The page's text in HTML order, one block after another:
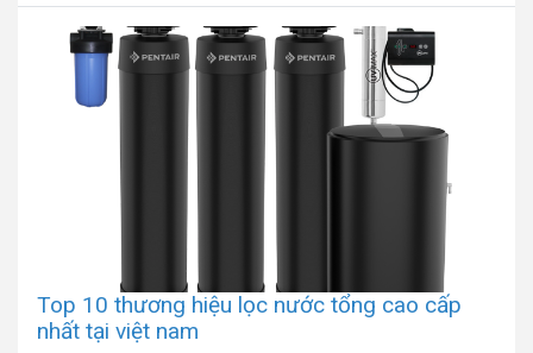
Top 10 thương hiệu lọc nước tổng cao cấp
nhất tại việt nam